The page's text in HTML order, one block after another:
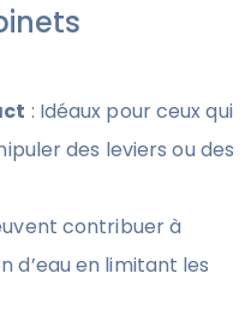
: Idéaux pour ceux qui
des leviers ou des
contribuer à
d’eau en limitant les